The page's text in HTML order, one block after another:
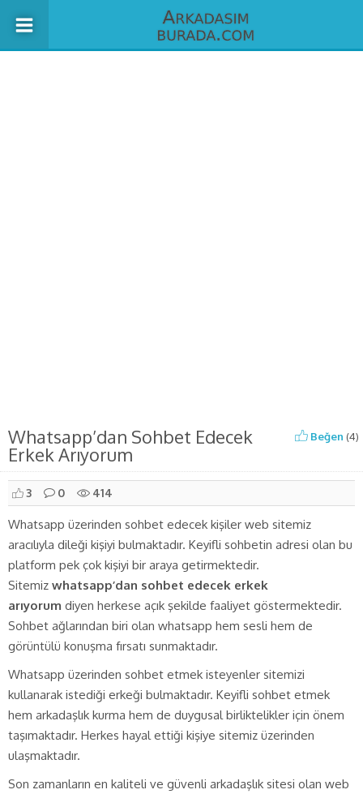
Whatsapp’dan Sohbet Edecek
Erkek Arıyorum
Beğen (4)
3 0 414
Whatsapp üzerinden sohbet edecek kişiler web sitemiz
aracılıyla dileği kişiyi bulmaktadır. Keyifli sohbetin adresi olan bu
platform pek çok kişiyi bir araya getirmektedir.
Sitemiz whatsapp’dan sohbet edecek erkek
arıyorum diyen herkese açık şekilde faaliyet göstermektedir.
Sohbet ağlarından biri olan whatsapp hem sesli hem de
görüntülü konuşma fırsatı sunmaktadır.
Whatsapp üzerinden sohbet etmek isteyenler sitemizi
kullanarak istediği erkeği bulmaktadır. Keyifli sohbet etmek
hem arkadaşlık kurma hem de duygusal birliktelikler için önem
taşımaktadır. Herkes hayal ettiği kişiye sitemiz üzerinden
ulaşmaktadır.
Son zamanların en kaliteli ve güvenli arkadaşlık sitesi olan web